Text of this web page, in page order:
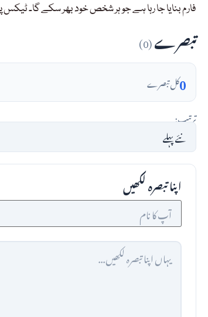
فارم بنایا جا رہا ہے جو ہر شخص خود بھر سکے گا۔
تبصرے(0)
0کل تبصرے
ترتیب:
اپنا تبصرہ لکھیں